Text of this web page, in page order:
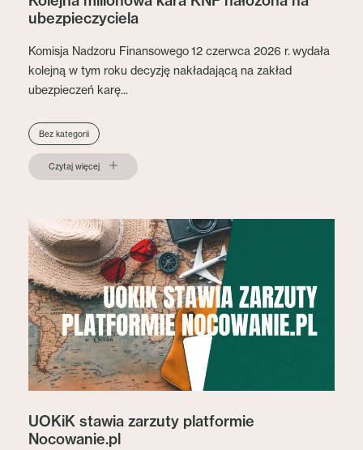
ubezpieczyciela
Komisja Nadzoru Finansowego 12 czerwca 2026 r. wydała
kolejną w tym roku decyzję nakładającą na zakład
ubezpieczeń karę...
Bez kategorii
Czytaj więcej
UOKiK stawia zarzuty platformie
Nocowanie.pl